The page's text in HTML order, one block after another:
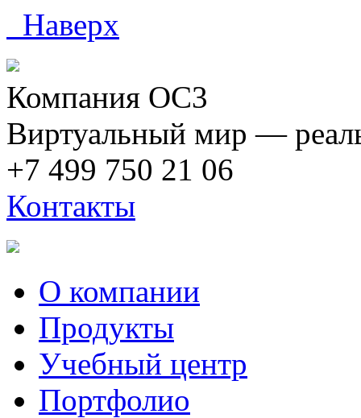
Наверх
Компания ОС3
Виртуальный мир —
+7 499 750 21 06
Контакты
О компании
Продукты
Учебный центр
Портфолио